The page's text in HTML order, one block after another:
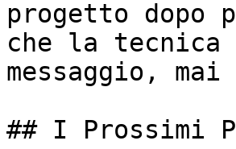
progetto dopo
che la
messaggio,
## I Prossimi